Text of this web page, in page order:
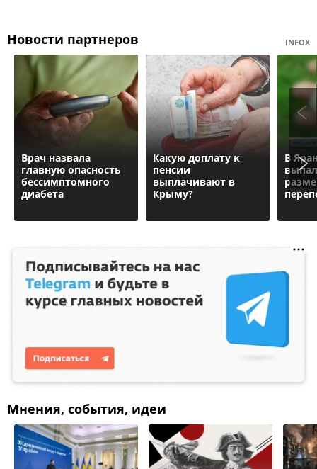
Новости партнеров INFOX
Врач назвала
главную опасность
бессимптомного
диабета
Какую доплату к
пенсии
выплачивают в
Крыму?
В
Мнения, события, идеи